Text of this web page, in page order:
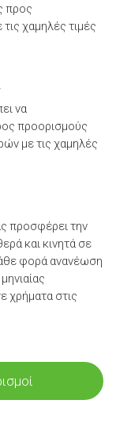
προς
χαμηλές τιμές
να
προορισμούς
με τις χαμηλές
προσφέρει την
και κινητά σε
φορά ανανέωση
χρήματα στις